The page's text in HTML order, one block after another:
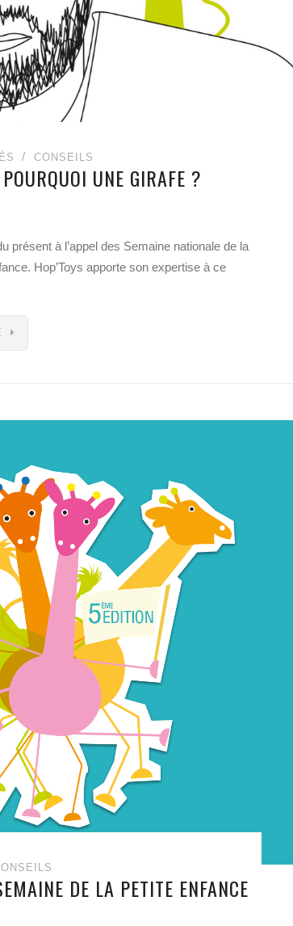
CONSEILS
UNE GIRAFE ?
présent à l’appel des Semaine nationale de la
Hop’Toys apporte son expertise à ce
DE LA PETITE ENFANCE